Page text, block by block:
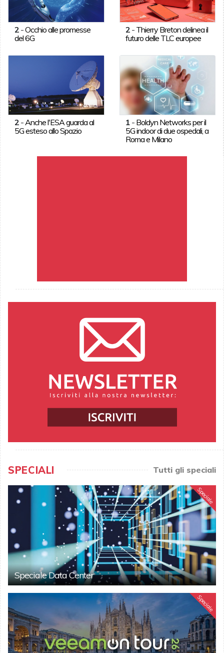
2-Occhio alle promesse
del 6G
2 - Thierry Breton delinea il
futuro delle TLC europee
2-Anche l'ESA guarda al
5G esteso allo Spazio
1 - Boldyn Networks per il
5G indoor di due ospedali, a
Roma e Milano
SPECIALI Tutti gli speciali
Speciale
Speciale Data Center
Speciale